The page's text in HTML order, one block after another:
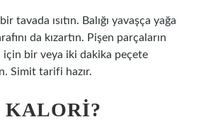
tavada ısıtın. Balığı yavaşça yağa
da kızartın. Pişen parçaların
için bir veya iki dakika peçete
Simit tarifi hazır.
KALORI?